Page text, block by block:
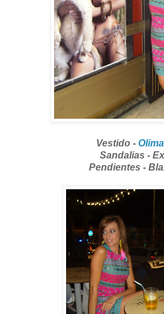
Vestido -
Sandalias -
Pendientes -